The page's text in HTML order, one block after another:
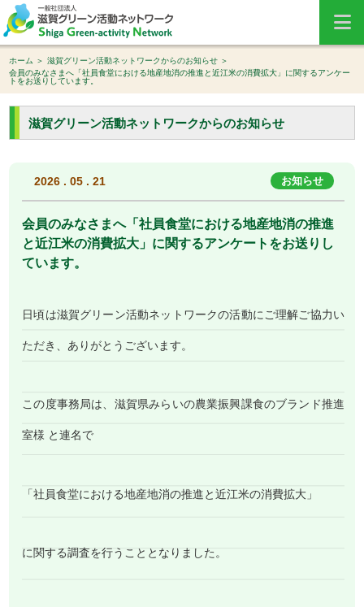
ホーム
滋賀グリーン活動ネットワークからのお知らせ
会員のみなさまへ「社員食堂における地産地消の推進と近江米の消費拡大」に関するアンケー
トをお送りしています。
滋賀グリーン活動ネットワークからのお知らせ
2026 . 05 . 21 お知らせ
会員のみなさまへ「社員食堂における地産地消の推進
と近江米の消費拡大」に関するアンケートをお送りし
ています。
日頃は滋賀グリーン活動ネットワークの活動にご理解ご協力い
ただき、ありがとうございます。
この度事務局は、滋賀県みらいの農業振興課食のブランド推進
室様 と連名で
「社員食堂における地産地消の推進と近江米の消費拡大」
に関する調査を行うこととなりました。